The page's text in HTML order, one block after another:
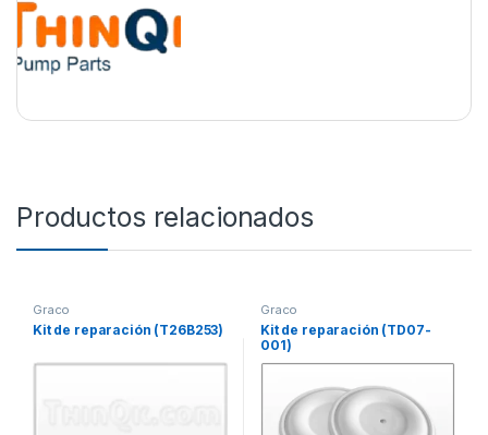
Productos relacionados
Graco
Kit de reparación (T26B253)
Graco
Kit de reparación (TD07-
001)